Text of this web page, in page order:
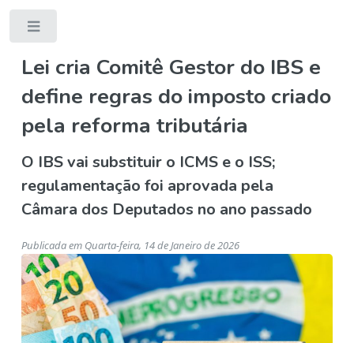
Lei cria Comitê Gestor do IBS e
define regras do imposto criado
pela reforma tributária
O IBS vai substituir o ICMS e o ISS;
regulamentação foi aprovada pela
Câmara dos Deputados no ano passado
Publicada em Quarta-feira, 14 de Janeiro de 2026